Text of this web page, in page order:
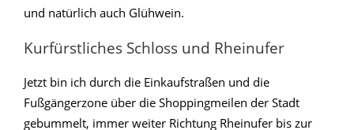
und natürlich auch Glühwein.
Kurfürstliches Schloss und Rheinufer
Jetzt bin ich durch die Einkaufstraßen und die
Fußgängerzone über die Shoppingmeilen der Stadt
gebummelt, immer weiter Richtung Rheinufer bis zur